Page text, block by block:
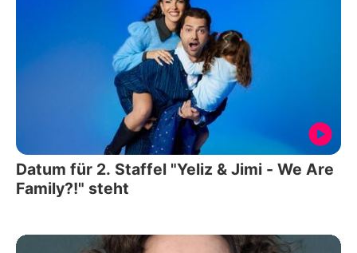
Datum für 2. Staffel "Yeliz & Jimi - We Are
Family?!" steht